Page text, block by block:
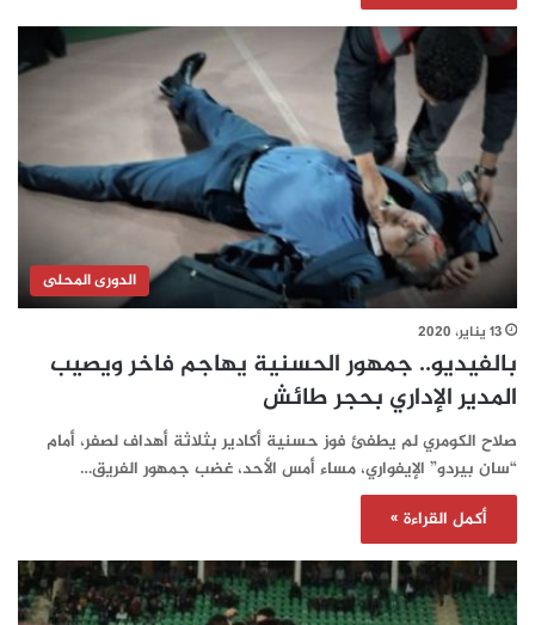
الدورى المحلى
13 يناير، 2020
بالفيديو.. جمهور الحسنية يهاجم فاخر ويصيب
المدير الإداري بحجر طائش
صلاح الكومري لم يطفئ فوز حسنية أكادير بثلاثة أهداف لصفر، أمام
“سان بيردو” الإيفواري، مساء أمس الأحد، غضب جمهور الفريق…
أكمل القراءة »